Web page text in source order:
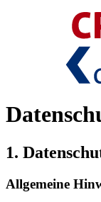
1.
Allgemeine